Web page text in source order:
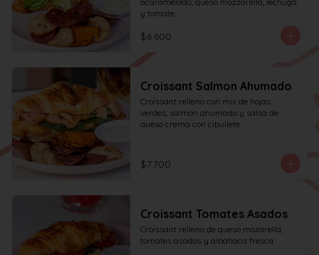
y tomate.
$6.600
Croissant Salmon Ahumado
Croissant relleno con mix de hojas
verdes, salmon ahumado y salsa de
queso crema con cibullete.
$7.700
Croissant Tomates Asados
Croissant relleno de queso mozarella,
tomates asados y albahaca fresca.